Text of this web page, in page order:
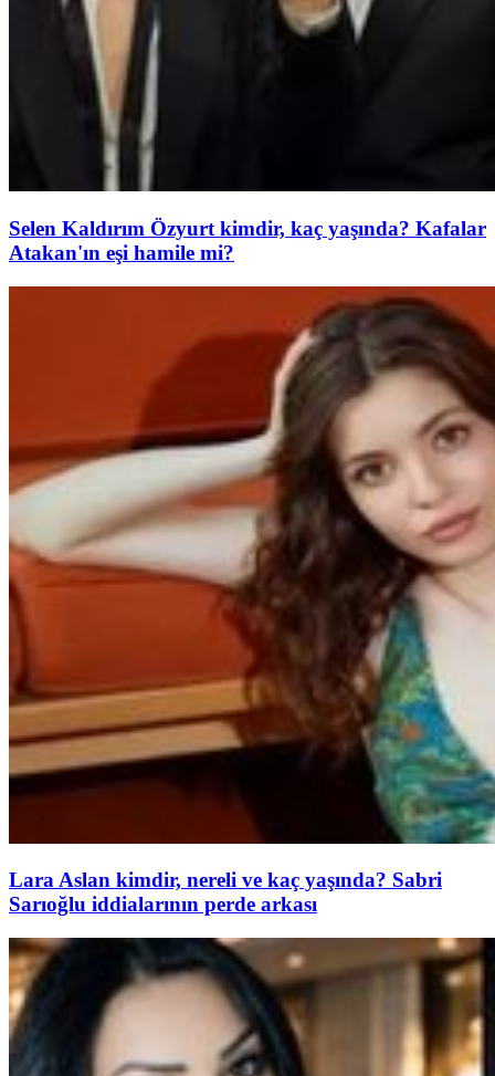
Selen Kaldırım Özyurt kimdir, kaç yaşında? Kafalar
Atakan'ın eşi hamile mi?
Lara Aslan kimdir, nereli ve kaç yaşında? Sabri
Sarıoğlu iddialarının perde arkası